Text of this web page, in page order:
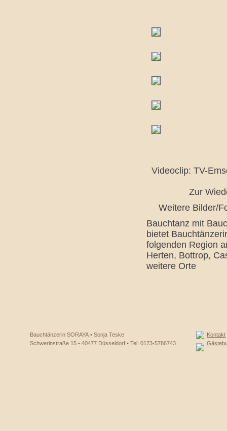
Videoclip: TV-
Zur
Weitere Bilder/
Bauchtanz mit
bietet
folgenden Region
Herten, Bottrop,
weitere Orte
Bauchtänzerin SORAYA • Sonja Teske
Schwerinstraße 15 • 40477 Düsseldorf • Tel: 0173-5786743
Kontakt